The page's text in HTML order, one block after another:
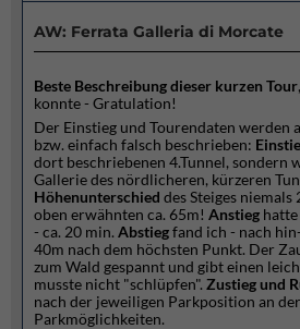
AW: Ferrata Galleria di Morcate
Beste Beschreibung dieser kurzen Tour
konnte - Gratulation!
Der Einstieg und Tourendaten werden
bzw. einfach falsch beschrieben:
dort beschriebenen 4.Tunnel, sondern
Gallerie des nördlicheren, kürzeren
Höhenunterschied des Steiges
oben erwähnten ca. 65m! Anstieg
- ca. 20 min. Abstiegfand ich - nach
40m nach dem höchsten Punkt. Der
zum Wald gespannt und gibt einen
musste nicht "schlüpfen". Zustieg und
nach der jeweiligen Parkposition an
Parkmöglichkeiten.